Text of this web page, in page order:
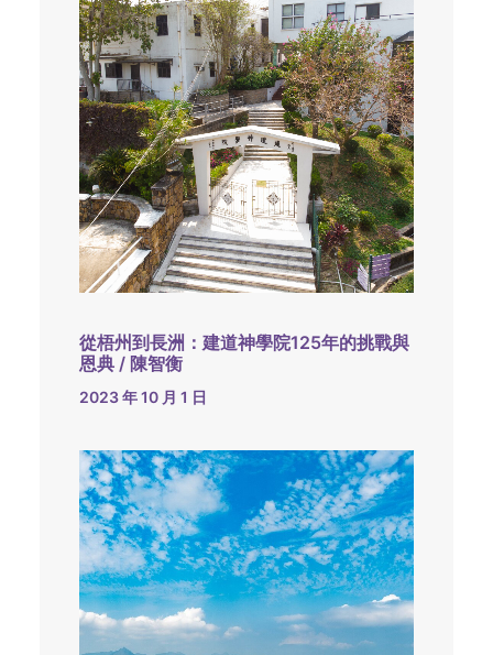
從梧州到長洲：建道神學院125年的挑戰與
恩典 / 陳智衡
2023 年 10 月 1 日